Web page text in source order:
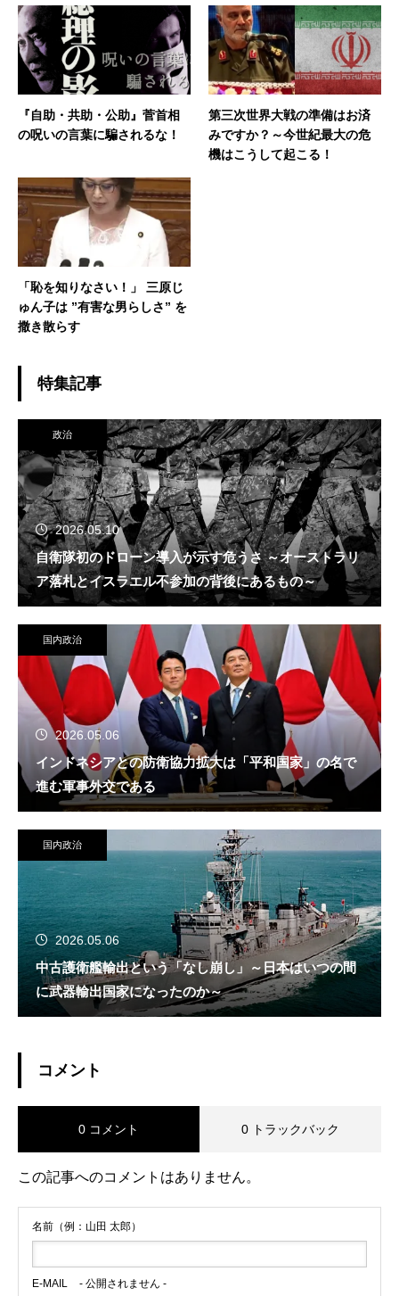
『自助・共助・公助』菅首相
の呪いの言葉に騙されるな！
第三次世界大戦の準備はお済
みですか？～今世紀最大の危
機はこうして起こる！
「恥を知りなさい！」 三原じ
ゅん子は ”有害な男らしさ” を
撒き散らす
特集記事
政治
2026.05.10
自衛隊初のドローン導入が示す危うさ ～オーストラリ
ア落札とイスラエル不参加の背後にあるもの～
国内政治
2026.05.06
インドネシアとの防衛協力拡大は「平和国家」の名で
進む軍事外交である
国内政治
2026.05.06
中古護衛艦輸出という「なし崩し」～日本はいつの間
に武器輸出国家になったのか～
コメント
0 コメント 0 トラックバック
この記事へのコメントはありません。
名前（例：山田 太郎）
E-MAIL - 公開されません -